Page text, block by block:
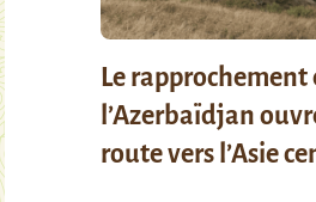
Le rapprochement
l’Azerbaïdjan
route vers l’Asie